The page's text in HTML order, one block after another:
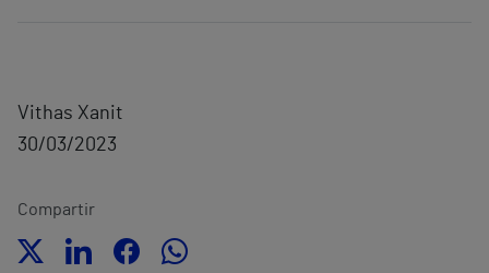
Vithas Xanit
30/03/2023
Compartir